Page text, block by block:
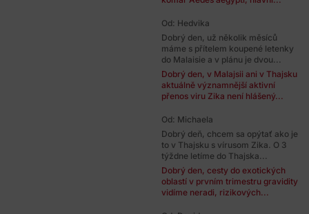
Od: Hedvika
Dobrý den, už několik měsíců
máme s přítelem koupené letenky
do Malaisie a v plánu je dvou...
Dobrý den, v Malajsii ani v Thajsku
aktuálně významnější aktivní
přenos viru Zika není hlášený...
Od: Michaela
Dobrý deň, chcem sa opýtať ako je
to v Thajsku s vírusom Zika. O 3
týždne letíme do Thajska...
Dobrý den, cesty do exotických
oblastí v prvním trimestru gravidity
vidíme neradi, rizikových...